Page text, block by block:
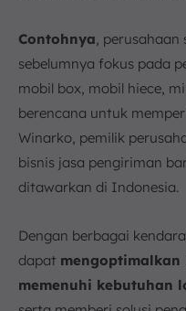
Contohnya, perusahaan
sebelumnya fokus pada
mobil box, mobil hiece,
berencana untuk
Winarko, pemilik
bisnis jasa pengiriman
ditawarkan di Indonesia.
Dengan berbagai
dapat
memenuhi kebutuhan